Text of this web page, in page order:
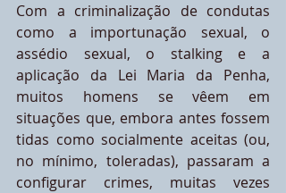
Com a criminalização de condutas
como a importunação sexual, o
assédio sexual, o stalking e a
aplicação da Lei Maria da Penha,
muitos homens se vêem em
situações que, embora antes fossem
tidas como socialmente aceitas (ou,
no mínimo, toleradas), passaram a
configurar crimes, muitas vezes